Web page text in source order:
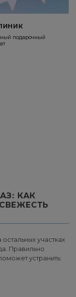
подарочный
КАК
остальных участках
Правильно
устранить: